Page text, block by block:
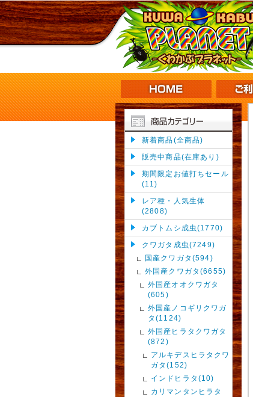
新着商品(全商品)
販売中商品(在庫あり)
期間限定お値打ちセール
(11)
レア種・人気生体
(2808)
カブトムシ成虫(1770)
クワガタ成虫(7249)
国産クワガタ(594)
外国産クワガタ(6655)
外国産オオクワガタ
(605)
外国産ノコギリクワガ
タ(1124)
外国産ヒラタクワガタ
(872)
アルキデスヒラタクワ
ガタ(152)
インドヒラタ(10)
カリマンタンヒラタ